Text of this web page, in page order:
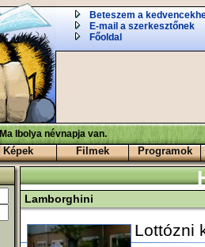
Beteszem a
E-mail a szerkesztőnek
Főoldal
Ma Ibolya névnapja van.
Képek Filmek Programok
Lamborghini
Lottózni